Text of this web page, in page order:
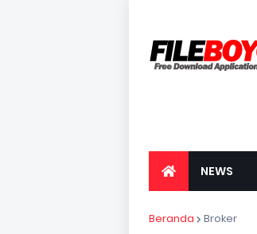
NEWS
Beranda Broker